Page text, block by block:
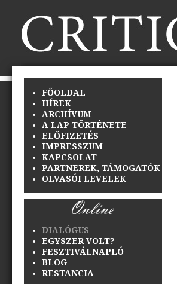
FŐOLDAL
HÍREK
ARCHÍVUM
A LAP TÖRTÉNETE
ELŐFIZETÉS
IMPRESSZUM
KAPCSOLAT
PARTNEREK, TÁMOGATÓK
OLVASÓI LEVELEK
DIALÓGUS
EGYSZER VOLT?
FESZTIVÁLNAPLÓ
BLOG
RESTANCIA